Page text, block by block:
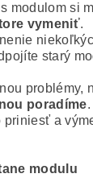
modulom si
vymeniť.
starý
problémy,
poradíme
a
modulu